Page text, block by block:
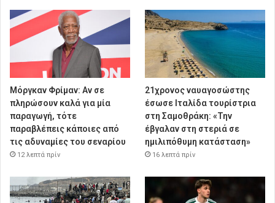
Μόργκαν Φρίμαν: Αν σε
πληρώσουν καλά για μία
παραγωγή, τότε
παραβλέπεις κάποιες από
τις αδυναμίες του σεναρίου
12 λεπτά πρίν
21χρονος ναυαγοσώστης
έσωσε Ιταλίδα τουρίστρια
στη Σαμοθράκη: «Την
έβγαλαν στη στεριά σε
ημιλιπόθυμη κατάσταση»
16 λεπτά πρίν